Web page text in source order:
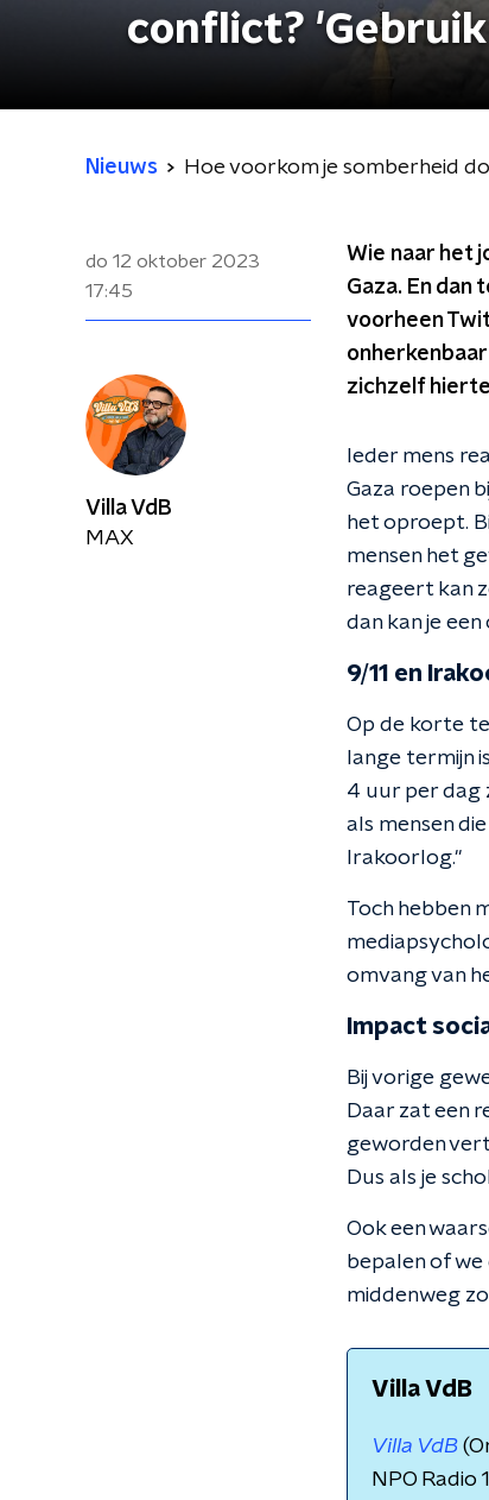
conflict?
Nieuws Hoe voorkom je somberheid
do 12 oktober 2023
17:45
Wie naar het
Gaza. En dan
voorheen
zichzelf
Ieder mens
Gaza roepen
het oproept.
mensen het
reageert kan
dan kan je
9/11 en
Op de korte
lange termijn
4 uur per dag
als mensen
Irakoorlog."
Toch hebben
omvang van
Impact
Bij vorige
Daar zat een
geworden
Dus als je
Ook een
bepalen of we
middenweg
Villa VdB
Villa VdB
NPO Radio
Villa VdB
MAX